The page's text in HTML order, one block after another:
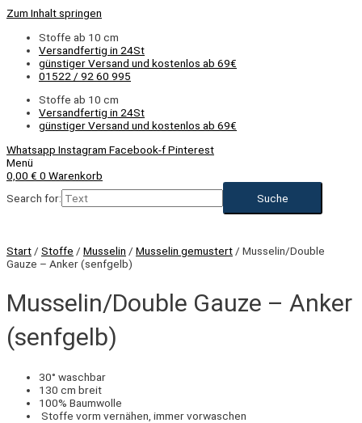
Zum Inhalt springen
Stoffe ab 10 cm
Versandfertig in 24St
günstiger Versand und kostenlos ab 69€
01522 / 92 60 995
Stoffe ab 10 cm
Versandfertig in 24St
günstiger Versand und kostenlos ab 69€
Whatsapp Instagram Facebook-fPinterest
Menü
0,00 € 0 Warenkorb
Search for:
Start / Stoffe / Musselin / Musselin gemustert / Musselin/Double
Gauze – Anker (senfgelb)
Musselin/Double Gauze – Anker
(senfgelb)
30° waschbar
130 cm breit
100% Baumwolle
Stoffe vorm vernähen, immer vorwaschen